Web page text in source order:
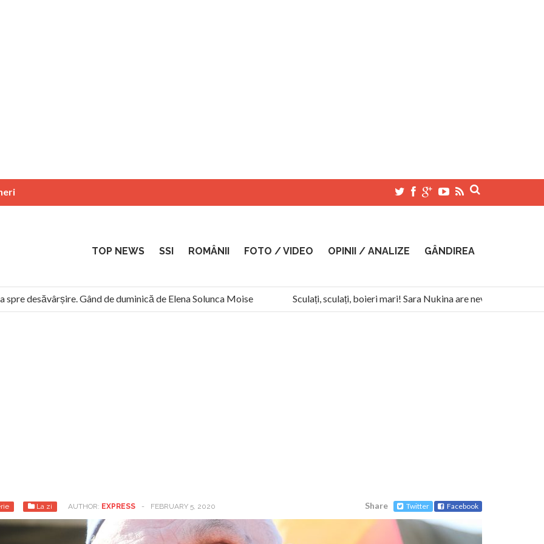
TOP NEWS SSI ROMÂNII FOTO / VIDEO OPINII / ANALIZE GÂNDIREA
desăvârșire. Gând de duminică de Elena Solunca Moise
Sculați, sculați, boieri mari! Sara Nukina are nevoie de ajutorul
“românii sunt slavi, nu latini”. Fostul agent ceaușist de la Humanitas militează pentru federalizarea României
La zi AUTHOR: EXPRESS - FEBRUARY 5, 2020 Share Twitter Facebook